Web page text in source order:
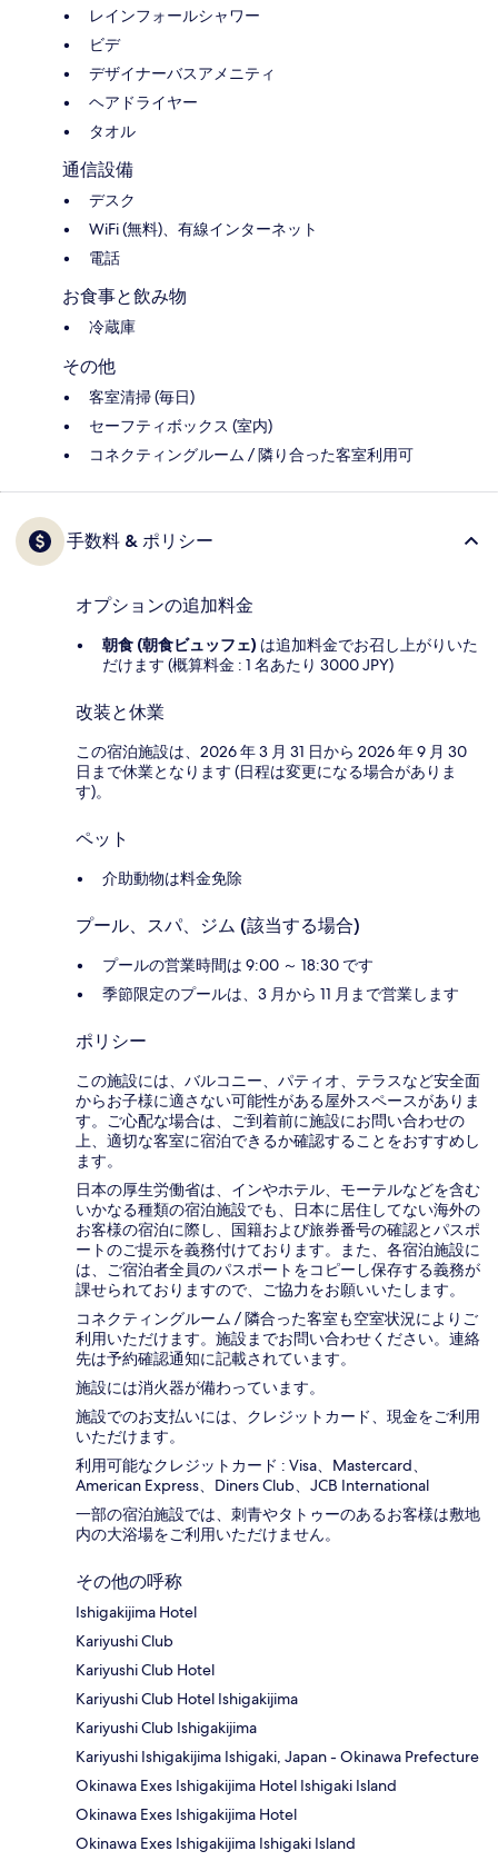
レインフォールシャワー
ビデ
デザイナーバスアメニティ
ヘアドライヤー
タオル
通信設備
デスク
WiFi (無料)、有線インターネット
電話
お食事と飲み物
冷蔵庫
その他
客室清掃 (毎日)
セーフティボックス (室内)
コネクティングルーム / 隣り合った客室利用可
手数料 & ポリシー
オプションの追加料金
朝食 (朝食ビュッフェ) は追加料金でお召し上がりいた
だけます (概算料金 : 1 名あたり 3000 JPY)
改装と休業
この宿泊施設は、2026 年 3 月 31 日から 2026 年 9 月 30
日まで休業となります (日程は変更になる場合がありま
す)。
ペット
介助動物は料金免除
プール、スパ、ジム (該当する場合)
プールの営業時間は 9:00 ～ 18:30 です
季節限定のプールは、3 月から 11 月まで営業します
ポリシー
この施設には、バルコニー、パティオ、テラスなど安全面
からお子様に適さない可能性がある屋外スペースがありま
す。ご心配な場合は、ご到着前に施設にお問い合わせの
上、適切な客室に宿泊できるか確認することをおすすめし
ます。
日本の厚生労働省は、インやホテル、モーテルなどを含む
いかなる種類の宿泊施設でも、日本に​居住してない海外の
お客様の宿泊に際し、国籍および旅券番号の確認とパスポ
ートのご提示を義務付け​ております。また、各宿泊施設に
は、ご宿泊者全員のパスポートをコピーし保存する義務が
課せられておりますの​で、ご協力をお願いいたします。
コネクティングルーム / 隣合った客室も空室状況によりご
利用いただけます。施設までお問い合わせください。連絡
先は予約確認通知に記載されています。
施設には消火器が備わっています。
施設でのお支払いには、クレジットカード、現金をご利用
いただけます。
利用可能なクレジットカード : Visa、Mastercard、
American Express、Diners Club、JCB International
一部の宿泊施設では、刺青やタトゥーのあるお客様は敷地
内の大浴場をご利用いただけません。
その他の呼称
Ishigakijima Hotel
Kariyushi Club
Kariyushi Club Hotel
Kariyushi Club Hotel Ishigakijima
Kariyushi Club Ishigakijima
Kariyushi Ishigakijima Ishigaki, Japan - Okinawa Prefecture
Okinawa Exes Ishigakijima Hotel Ishigaki Island
Okinawa Exes Ishigakijima Hotel
Okinawa Exes Ishigakijima Ishigaki Island